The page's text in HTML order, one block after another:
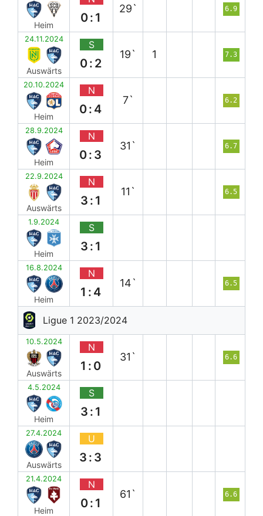
Heim
0:1
29` 6.9
24.11.2024
Auswärts
S
0:2
19` 1 7.3
20.10.2024
Heim
N
0:4
7` 6.2
28.9.2024
Heim
N
0:3
31` 6.7
22.9.2024
Auswärts
N
3:1
11` 6.5
1.9.2024
Heim
S
3:1
16.8.2024
Heim
N
1:4
14` 6.5
Ligue 1 2023/2024
10.5.2024
Auswärts
N
1:0
31` 6.6
4.5.2024
Heim
S
3:1
27.4.2024
Auswärts
U
3:3
21.4.2024
Heim
N
0:1
61` 6.6